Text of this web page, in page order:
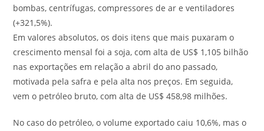
bombas, centrífugas, compressores de ar e ventiladores
(+321,5%).
Em valores absolutos, os dois itens que mais puxaram o
crescimento mensal foi a soja, com alta de US$ 1,105 bilhão
nas exportações em relação a abril do ano passado,
motivada pela safra e pela alta nos preços. Em seguida,
vem o petróleo bruto, com alta de US$ 458,98 milhões.
No caso do petróleo, o volume exportado caiu 10,6%, mas o